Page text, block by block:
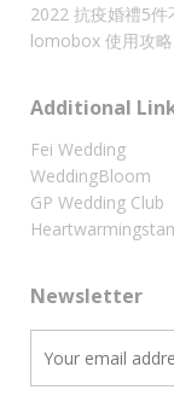
2022 抗疫婚禮5件
lomobox 使用攻略
Additional
Fei Wedding
WeddingBloom
GP Wedding Club
Newsletter